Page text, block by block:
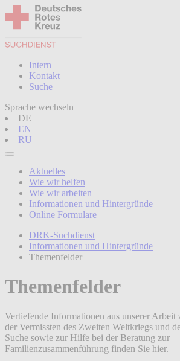
Intern
Kontakt
Suche
Sprache wechseln
DE
EN
RU
Aktuelles
Wie wir helfen
Wie wir arbeiten
Informationen und Hintergründe
Online Formulare
DRK-Suchdienst
Informationen und Hintergründe
Themenfelder
Themenfelder
Vertiefende Informationen aus unserer Arbeit
der Vermissten des Zweiten Weltkriegs und
Suche sowie zur Hilfe bei der Beratung zur
Familienzusammenführung finden Sie hier.